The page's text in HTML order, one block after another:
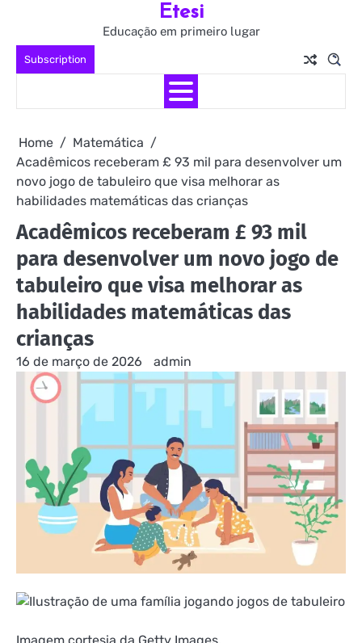
content
Subscription
Etesi
Educação em primeiro lugar
Home
Matemática
Acadêmicos receberam £ 93 mil para desenvolver um
novo jogo de tabuleiro que visa melhorar as
habilidades matemáticas das crianças
Acadêmicos receberam £ 93 mil
para desenvolver um novo jogo de
tabuleiro que visa melhorar as
habilidades matemáticas das
crianças
16 de março de 2026 admin